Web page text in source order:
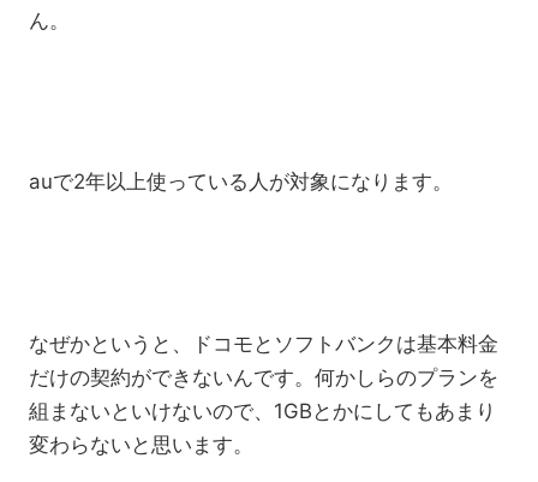
ん。
auで2年以上使っている人が対象になります。
なぜかというと、ドコモとソフトバンクは基本料金
だけの契約ができないんです。何かしらのプランを
組まないといけないので、1GBとかにしてもあまり
変わらないと思います。